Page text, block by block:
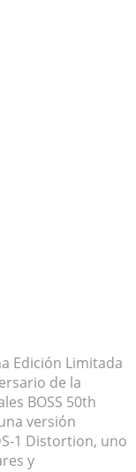
Edición Limitada
de la
BOSS 50th
versión
1 Distortion, uno
y